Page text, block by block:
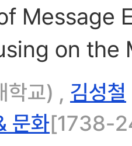
Message
on the
학교) , 김성철
문화[1738-